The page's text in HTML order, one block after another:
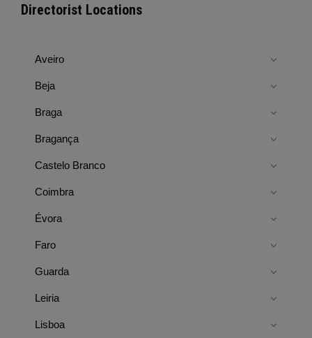
Directorist Locations
Aveiro
Beja
Braga
Bragança
Castelo Branco
Coimbra
Évora
Faro
Guarda
Leiria
Lisboa